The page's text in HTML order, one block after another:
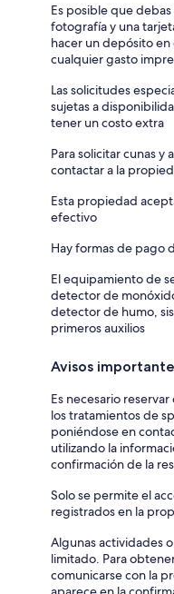
Es posible que
fotografía y una
hacer un depósito
cualquier gasto
Las solicitudes
sujetas a
tener un costo extra
Para solicitar cunas y
contactar a la
Esta propiedad
efectivo
Hay formas de pago
El equipamiento de
detector de
detector de humo,
primeros auxilios
Avisos
Es necesario
los tratamientos de
poniéndose en
utilizando la
confirmación de la
Solo se permite el
registrados en la
Algunas actividades
limitado. Para
comunicarse con la